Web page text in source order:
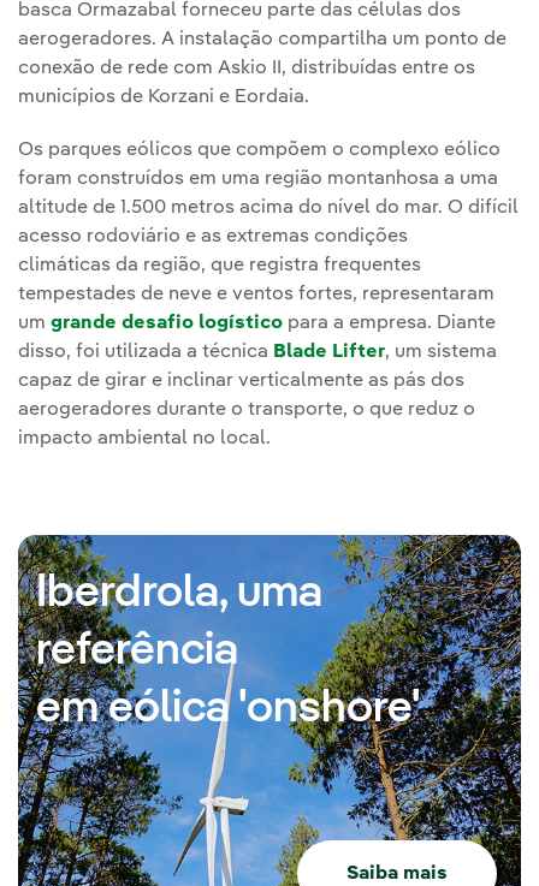
basca Ormazabal forneceu parte das células dos
aerogeradores. A instalação compartilha um ponto de
conexão de rede com Askio II, distribuídas entre os
municípios de Korzani e Eordaia.
Os parques eólicos que compõem o complexo eólico
foram construídos em uma região montanhosa a uma
altitude de 1.500 metros acima do nível do mar. O difícil
acesso rodoviário e as extremas condições
climáticas da região, que registra frequentes
tempestades de neve e ventos fortes, representaram
um grande desafio logístico para a empresa. Diante
disso, foi utilizada a técnica Blade Lifter, um sistema
capaz de girar e inclinar verticalmente as pás dos
aerogeradores durante o transporte, o que reduz o
impacto ambiental no local.
Iberdrola, uma
referência
em eólica 'onshore'
Saiba mais